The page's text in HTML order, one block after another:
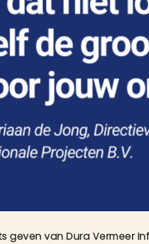
geven van Dura Vermeer